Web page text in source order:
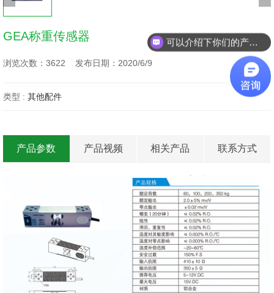
GEA称重传感器
浏览次数：3622 发布日期：2020/6/9
类型 : 其他配件
产品参数 产品视频 相关产品 联系方式
可以介绍下你们的产品么？